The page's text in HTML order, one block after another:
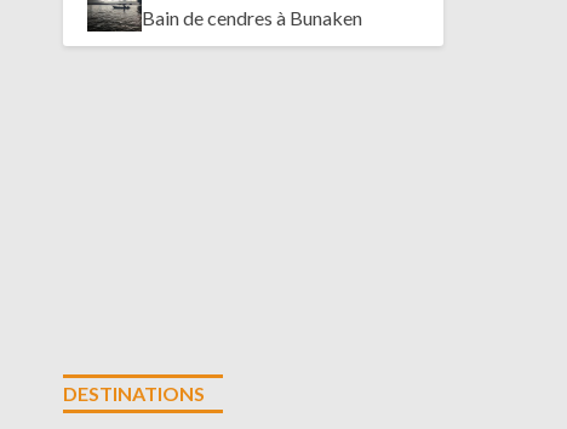
Bain de cendres à Bunaken
DESTINATIONS